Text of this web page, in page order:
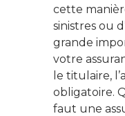
cette
sinistres ou
grande
votre
le titulaire,
obligatoire.
faut une